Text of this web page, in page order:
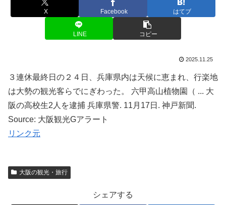
X Facebook はてブ
LINE コピー
2025.11.25
３連休最終日の２４日、兵庫県内は天候に恵まれ、行楽地
は大勢の観光客らでにぎわった。 六甲高山植物園（ ... 大
阪の高校生2人を逮捕 兵庫県警. 11月17日. 神戸新聞.
Source: 大阪観光Gアラート
リンク元
大阪の観光・旅行
シェアする